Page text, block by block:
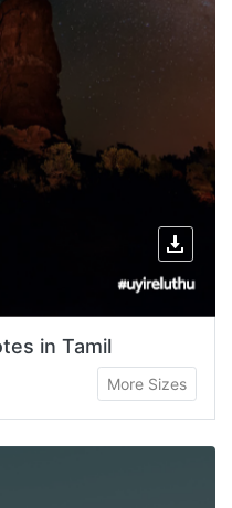
in Tamil
More Sizes